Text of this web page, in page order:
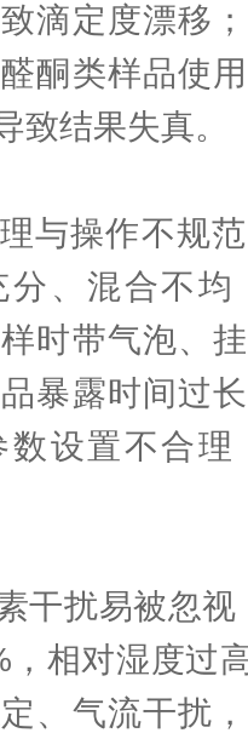
滴定度漂移
酮类样品使
致结果失真。
操作不规范
、混合不均
时带气泡、
暴露时间过
设置不合理
扰易被忽视
，相对湿度过
、气流干扰